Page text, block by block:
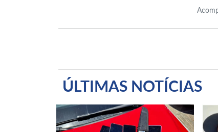
ÚLTIMAS NOTÍCIAS